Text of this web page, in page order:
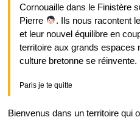
Cornouaille dans le Finistère
Pierre
. Ils nous racontent
et leur nouvel équilibre en
territoire aux grands espaces
culture bretonne se réinvente.
Paris je te quitte
Bienvenus dans un territoire qui